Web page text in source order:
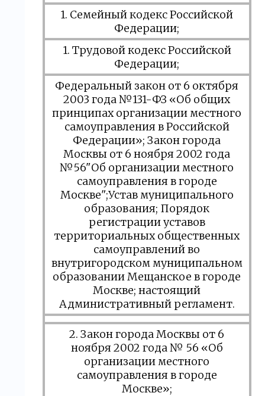
1. Семейный кодекс Российской
Федерации;
1. Трудовой кодекс Российской
Федерации;
Федеральный закон от 6 октября
2003 года №131-ФЗ «Об общих
принципах организации местного
самоуправления в Российской
Федерации»; Закон города
Москвы от 6 ноября 2002 года
№56"Об организации местного
самоуправления в городе
Москве";Устав муниципального
образования; Порядок
регистрации уставов
территориальных общественных
самоуправлений во
внутригородском муниципальном
образовании Мещанское в городе
Москве; настоящий
Административный регламент.
2. Закон города Москвы от 6
ноября 2002 года № 56 «Об
организации местного
самоуправления в городе
Москве»;